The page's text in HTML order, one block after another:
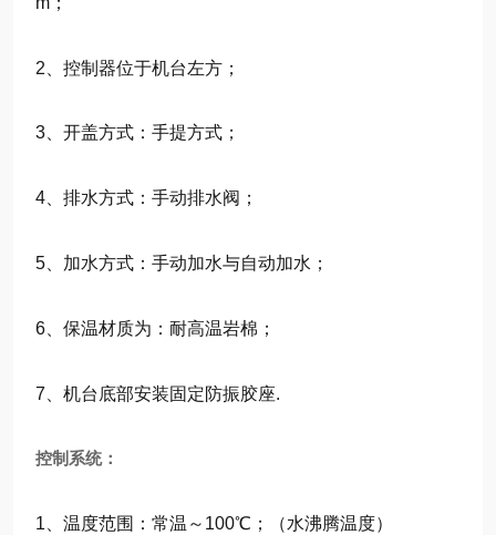
2、控制器位于机台左方；
3、开盖方式：手提方式；
4、排水方式：手动排水阀；
5、加水方式：手动加水与自动加水；
6、保温材质为：耐高温岩棉；
7、机台底部安装固定防振胶座.
控制系统：
1、温度范围：常温～100℃；（水沸腾温度）